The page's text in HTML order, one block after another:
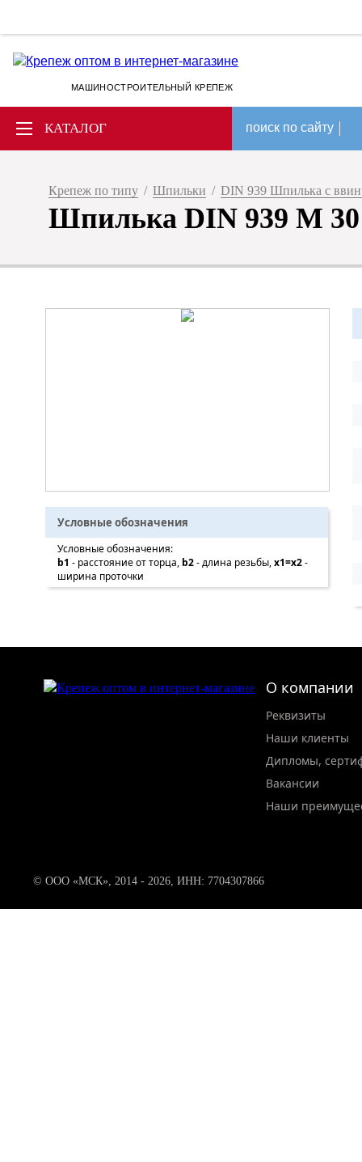
МАШИНОСТРОИТЕЛЬНЫЙ КРЕПЕЖ
КАТАЛОГ поиск по сайту
Крепеж по типу / Шпильки / DIN 939 Шпилька с
Шпилька DIN 939 M 30
Условные обозначения
Условные обозначения:
b1 - расстояние от торца, b2- длина резьбы,x1=x2-
ширина проточки
О компании
Реквизиты
Наши клиенты
Дипломы,
Вакансии
Наши
© ООО «МСК», 2014 - 2026, ИНН: 7704307866